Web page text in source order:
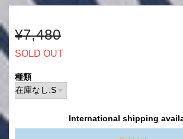
¥7,480
SOLD OUT
種類
International shipping